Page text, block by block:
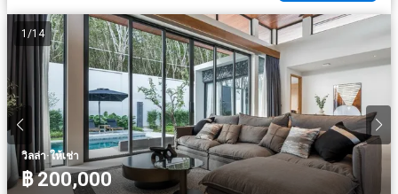
1 /14
วิลล่า·ให้เช่า
฿ 200,000